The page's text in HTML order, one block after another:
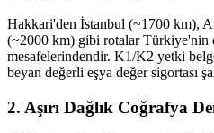
Hakkari'den İstanbul (~1700 km),
(~2000 km) gibi rotalar Türkiye'nin
mesafelerindendir. K1/K2 yetki
beyan değerli eşya değer sigortası
2. Aşırı Dağlık Coğrafya